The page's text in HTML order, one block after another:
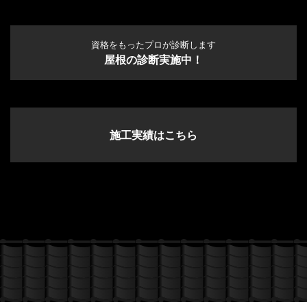
資格をもったプロが診断します
屋根の診断実施中！
施工実績はこちら